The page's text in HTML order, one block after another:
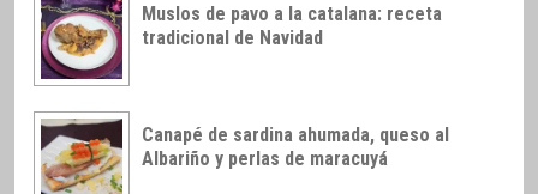
Muslos de pavo a la catalana: receta
tradicional de Navidad
Canapé de sardina ahumada, queso al
Albariño y perlas de maracuyá